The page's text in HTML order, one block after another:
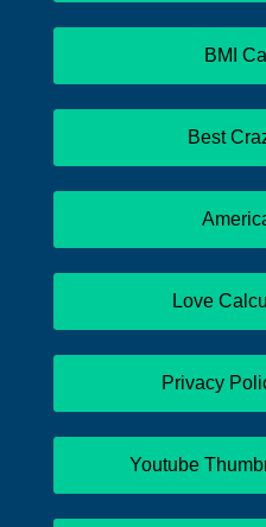
BMI
Best
Love
Privacy
Youtube